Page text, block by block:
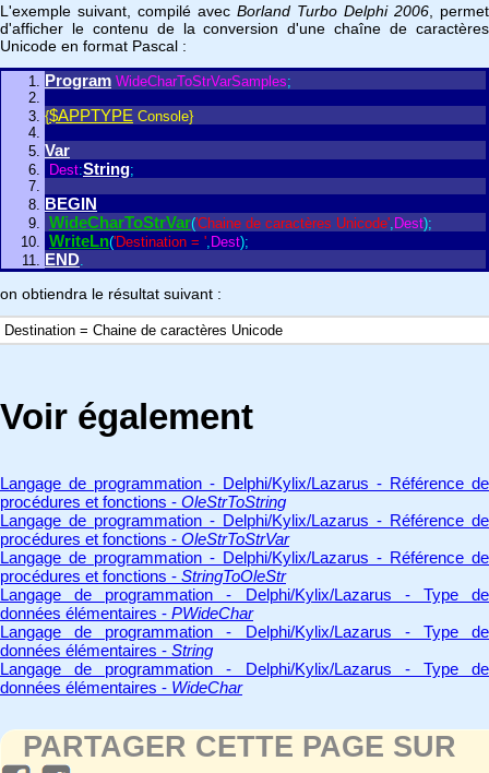
L'exemple suivant, compilé avec Borland Turbo Delphi 2006 , permet
d'afficher le contenu de la conversion d'une chaîne de caractères
Unicode en format Pascal :
Program WideCharToStrVarSamples;
{$APPTYPE Console}
Var
Dest:String;
BEGIN
WideCharToStrVar('Chaine de caractères Unicode', Dest);
WriteLn('Destination = ', Dest);
END.
on obtiendra le résultat suivant :
Destination = Chaine de caractères Unicode
Voir également
Langage de programmation - Delphi/Kylix/Lazarus - Référence de
procédures et fonctions - OleStrToString
Langage de programmation - Delphi/Kylix/Lazarus - Référence de
procédures et fonctions - OleStrToStrVar
Langage de programmation - Delphi/Kylix/Lazarus - Référence de
procédures et fonctions - StringToOleStr
Langage de programmation - Delphi/Kylix/Lazarus - Type de
données élémentaires - PWideChar
Langage de programmation - Delphi/Kylix/Lazarus - Type de
données élémentaires - String
Langage de programmation - Delphi/Kylix/Lazarus - Type de
données élémentaires - WideChar
PARTAGER CETTE PAGE SUR